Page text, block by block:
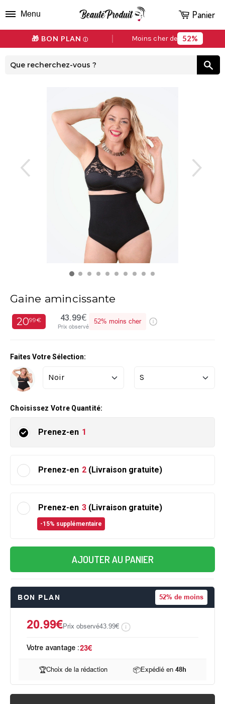
🎁 BON PLAN ⓘ Moins cher de 52%
Menu Panier
Gaine amincissante
2099€ 43.99€
Prix observé
52% moins cher
Faites Votre Sélection:
Choisissez Votre Quantité:
Prenez-en 1
Prenez-en 2 (Livraison gratuite)
Prenez-en 3 (Livraison gratuite)
-15% supplémentaire
AJOUTER AU PANIER
BON PLAN 52% de moins
20.99€Prix observé43.99€
Votre avantage :23€
🏆Choix de la rédaction 📦Expédié en48h